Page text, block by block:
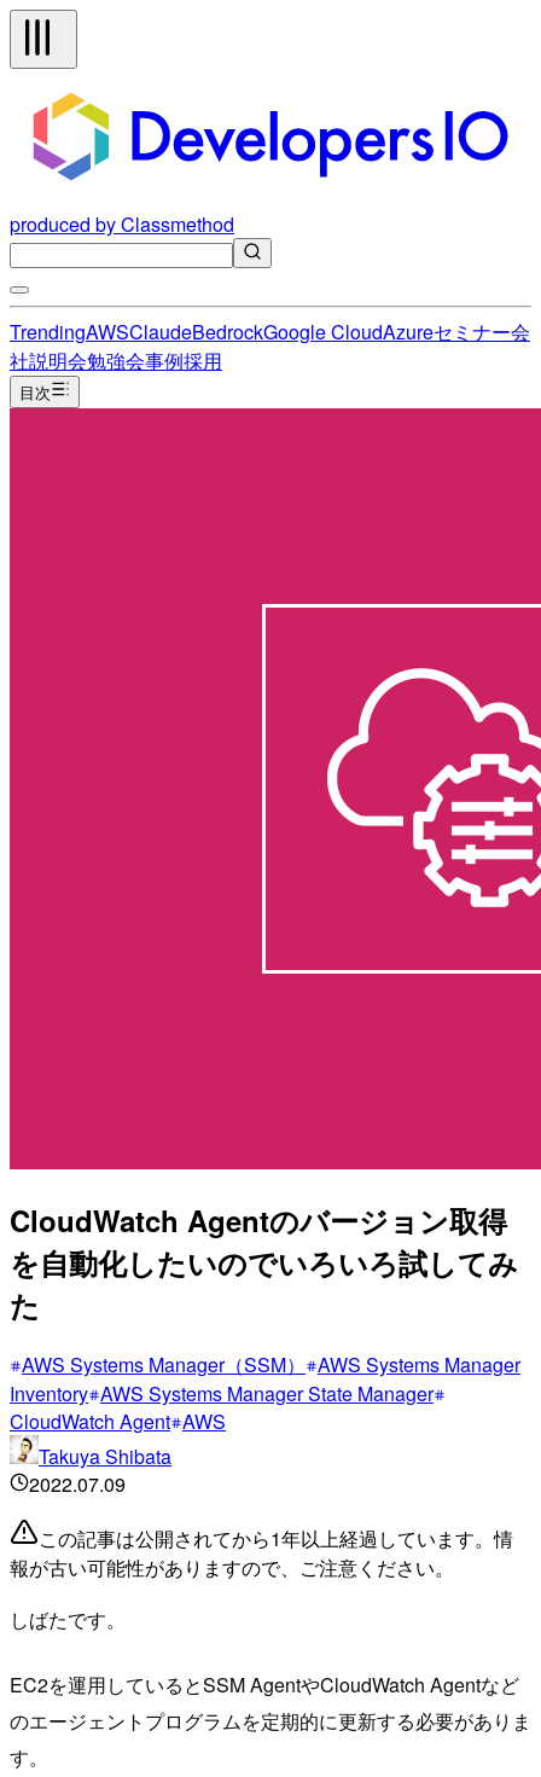
produced by Classmethod
TrendingAWSClaudeBedrockGoogle CloudAzureセミナー会
社説明会勉強会事例採用
目次
CloudWatch Agentのバージョン取得
を自動化したいのでいろいろ試してみ
た
AWS Systems Manager（SSM）
AWS Systems Manager
Inventory AWS Systems Manager State Manager
CloudWatch Agent AWS
Takuya Shibata
2022.07.09
この記事は公開されてから1年以上経過しています。情
報が古い可能性がありますので、ご注意ください。
しばたです。
EC2を運用しているとSSM AgentやCloudWatch Agentなど
のエージェントプログラムを定期的に更新する必要がありま
す。